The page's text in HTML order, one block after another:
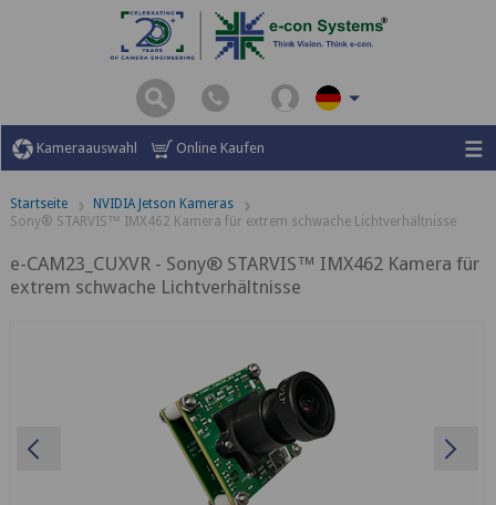
Kameraauswahl Online Kaufen
Startseite
NVIDIA Jetson Kameras
Sony® STARVIS™ IMX462 Kamera für extrem schwache Lichtverhältnisse
e-CAM23_CUXVR - Sony® STARVIS™ IMX462 Kamera für
extrem schwache Lichtverhältnisse